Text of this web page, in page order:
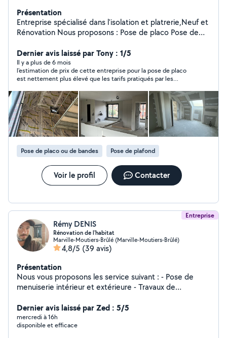
Présentation
Entreprise spécialisé dans l'isolation et platrerie,Neuf et
Rénovation Nous proposons : Pose de placo Pose de
plafonds Cloisons Doublage Aménagement de combles
Réalisations de bandes, enduits et peintures Rénovation
de salle de bain Carrelage, parquet etc..
Dernier avis laissé par Tony : 1/5
Il y a plus de 6 mois
l'estimation de prix de cette entreprise pour la pose de placo
est nettement plus élevé que les tarifs pratiqués par les
6m de pose de placo).
Pose de placo ou de bandes Pose de plafond
Voir le profil Contacter
Entreprise
Rémy DENIS
Rénovation de l'habitat
Marville-Moutiers-Brûlé (Marville-Moutiers-Brûlé)
4,8/5 (39 avis)
Présentation
Nous vous proposons les service suivant : - Pose de
menuiserie intérieur et extérieure - Travaux de
Aménagement des combles raillage placo, isolation,
électricité plomberie et finition peinture - Pose de
revêtement de sol carrelage, parquet etc.. - Petit
Dernier avis laissé par Zed : 5/5
mercredi à 16h
disponible et efficace